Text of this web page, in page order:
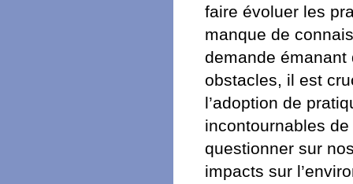
faire évoluer les
manque de
demande émanant
obstacles, il est
l’adoption de
incontournables
questionner sur
impacts sur